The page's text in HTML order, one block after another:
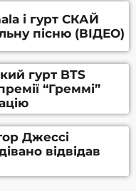
і гурт СКАЙ
пісню (ВІДЕО)
гурт BTS
“Греммі”
Джессі
відвідав